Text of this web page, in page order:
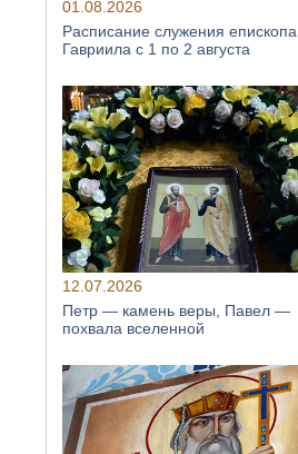
01.08.2026
Расписание служения епископа
Гавриила с 1 по 2 августа
12.07.2026
Петр — камень веры, Павел —
похвала вселенной